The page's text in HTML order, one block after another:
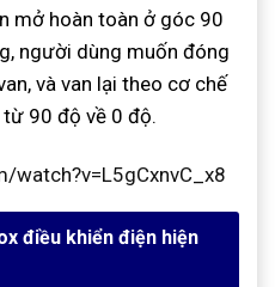
mở hoàn toàn ở góc 90
người dùng muốn đóng
và van lại theo cơ chế
90 độ về 0 độ.
watch?v=L5gCxnvC_x8
điều khiển điện hiện